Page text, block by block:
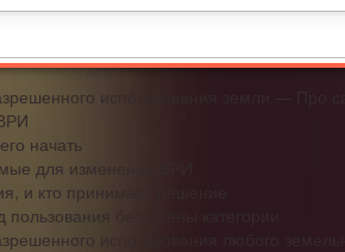
использования земли — Про
начать
для изменения ВРИ
и кто принимает решение
без смены категории
использования любого